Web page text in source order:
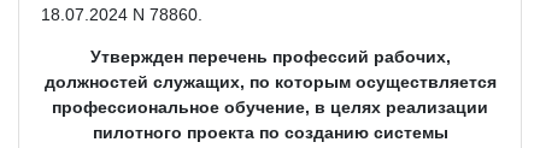
18.07.2024 N 78860.
Утвержден перечень профессий рабочих,
должностей служащих, по которым осуществляется
профессиональное обучение, в целях реализации
пилотного проекта по созданию системы